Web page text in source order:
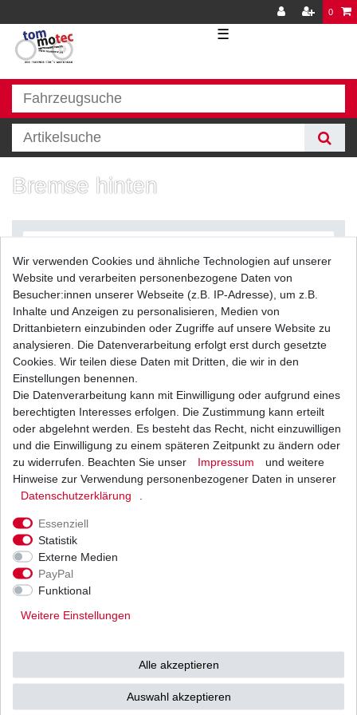
0
☰
Bremse hinten
Filter
Bremsbeläge hinten ArticCat Kymco Masai EBC
FA 355 TT FA355TT Standard
UVP 46,54 € 31,86 € *
1 Satz | 31,86 € / Satz
inkl. ges. MwSt. zzgl.
Versand
Ab einem Warenwert von
500 Euro versenden wir
53783 Eitorf (
unbedingt Termin
Wir verwenden Cookies und ähnliche Technologien auf unserer
Website und verarbeiten personenbezogene Daten von
Besucher:innen unserer Webseite (z.B. IP-Adresse), um z.B.
Inhalte und Anzeigen zu personalisieren, Medien von
Drittanbietern einzubinden oder Zugriffe auf unsere Website zu
analysieren. Die Datenverarbeitung erfolgt erst durch gesetzte
Cookies. Wir teilen diese Daten mit Dritten, die wir in den
Einstellungen benennen.
Die Datenverarbeitung kann mit Einwilligung oder aufgrund eines
berechtigten Interesses erfolgen. Die Zustimmung kann erteilt
oder abgelehnt werden. Es besteht das Recht, nicht einzuwilligen
und die Einwilligung zu einem späteren Zeitpunkt zu ändern oder
zu widerrufen. Beachten Sie unser
Impressum
und weitere
Hinweise zur Verwendung personenbezogener Daten in unserer
Daten­schutz­erklärung
Essenziell
Statistik
Externe Medien
PayPal
Funktional
Weitere Einstellungen
Alle akzeptieren
Auswahl akzeptieren